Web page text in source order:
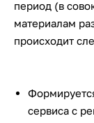
период (в
материалам
происходит
сервиса с